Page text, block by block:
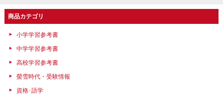
商品カテゴリ
小学学習参考書
中学学習参考書
高校学習参考書
螢雪時代・受験情報
資格･語学